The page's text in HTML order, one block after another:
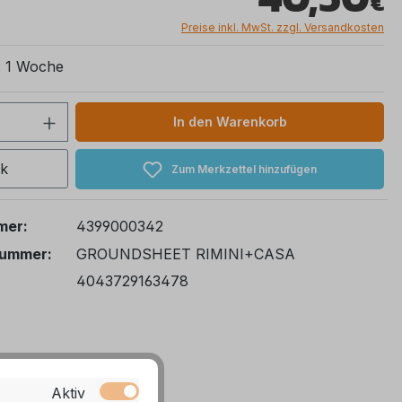
Preise inkl. MwSt. zzgl. Versandkosten
1 Woche
Anzahl: Gib den gewünschten Wert
In den Warenkorb
Zum Merkzettel hinzufügen
4399000342
GROUNDSHEET RIMINI+CASA
4043729163478
Aktiv